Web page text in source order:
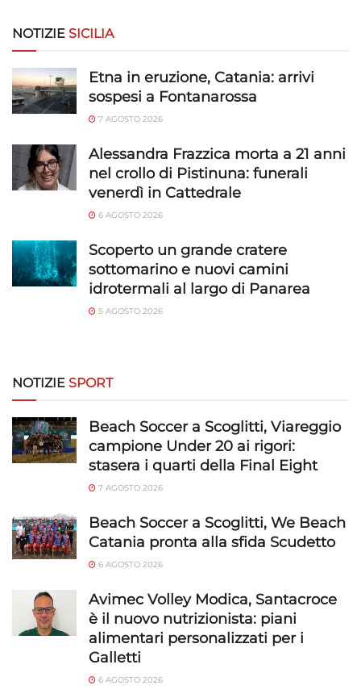
NOTIZIE SICILIA
Etna in eruzione, Catania: arrivi
sospesi a Fontanarossa
7 AGOSTO 2026
Alessandra Frazzica morta a 21 anni
nel crollo di Pistinuna: funerali
venerdì in Cattedrale
6 AGOSTO 2026
Scoperto un grande cratere
sottomarino e nuovi camini
idrotermali al largo di Panarea
5 AGOSTO 2026
NOTIZIE SPORT
Beach Soccer a Scoglitti, Viareggio
campione Under 20 ai rigori:
stasera i quarti della Final Eight
7 AGOSTO 2026
Beach Soccer a Scoglitti, We Beach
Catania pronta alla sfida Scudetto
6 AGOSTO 2026
Avimec Volley Modica, Santacroce
è il nuovo nutrizionista: piani
alimentari personalizzati per i
Galletti
6 AGOSTO 2026